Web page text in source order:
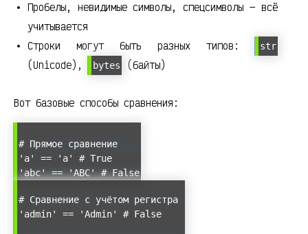
Пробелы, невидимые символы, спецсимволы — всё
учитывается
Строки могут быть разных типов:
str
(Unicode), bytes (байты)
Вот базовые способы сравнения:
# Прямое сравнение
'a' == 'a' # True
'abc' == 'ABC' # False
# Сравнение с учётом регистра
'admin' == 'Admin' # False